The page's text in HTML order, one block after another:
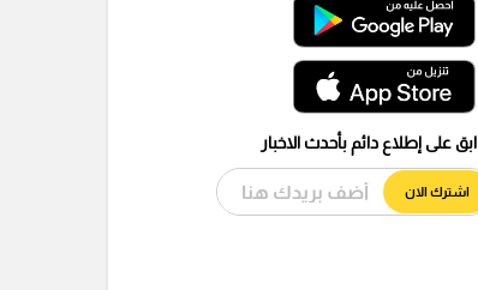
ابق على إطلاع دائم بأحدث الاخبار
اشترك الان